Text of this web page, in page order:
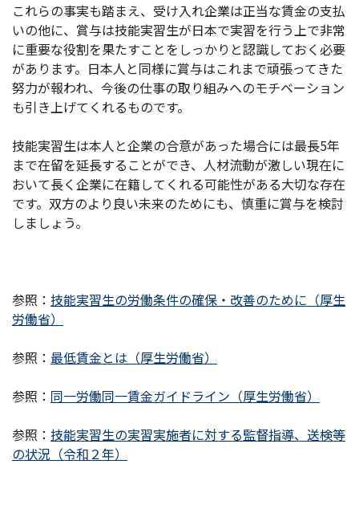
これらの事実も踏まえ、受け入れ企業は正当な賃金の支払
いの他に、賞与は技能実習生が日本で実習を行う上で非常
に重要な役割を果たすことをしっかりと認識しておく必要
があります。日本人と同様に賞与はこれまで頑張ってきた
努力が報われ、今後の仕事の取り組みへのモチベーション
も引き上げてくれるものです。
技能実習生は本人と企業の合意があった場合には最長5年
まで在留を延長することができ、人材流動が激しい現在に
おいて長く企業に在籍してくれる可能性がある大切な存在
です。双方のより良い未来のためにも、慎重に賞与を検討
しましょう。
参照： 技能実習生の労働条件の確保・改善のために（厚生
労働省）
参照： 最低賃金とは（厚生労働省）
参照： 同一労働同一賃金ガイドライン（厚生労働省）
参照： 技能実習生の実習実施者に対する監督指導、送検等
の状況（令和２年）